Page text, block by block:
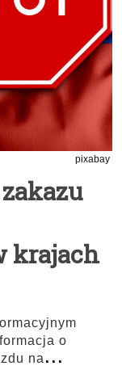
pixabay
krajach
o
na...